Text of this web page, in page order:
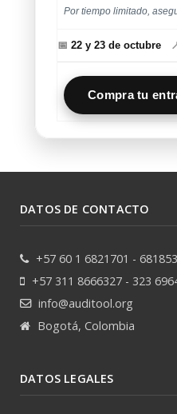
Por tiempo limitado,
📅 22 y 23 de octubre
Compra tu
DATOS DE CONTACTO
+57 60 1 6821701 -
+57 311 8666327 - 323
info@auditool.org
Bogotá, Colombia
DATOS LEGALES